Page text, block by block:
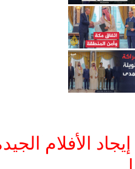
الأفلام